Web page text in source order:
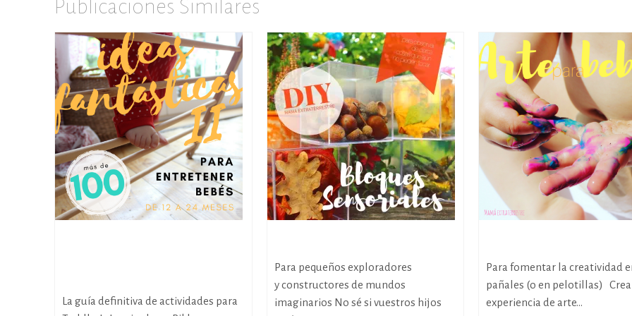
Publicaciones Similares
La guía definitiva de actividades para
Para pequeños exploradores
y constructores de mundos
imaginarios No sé si vuestros hijos
Para fomentar la creatividad
pañales (o en pelotillas)
experiencia de arte...